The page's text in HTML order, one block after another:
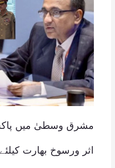
مشرق وسطیٰ میں
اثر ورسوخ بھارت